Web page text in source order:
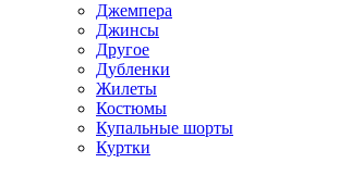
Джемпера
Джинсы
Другое
Дубленки
Жилеты
Костюмы
Купальные шорты
Куртки